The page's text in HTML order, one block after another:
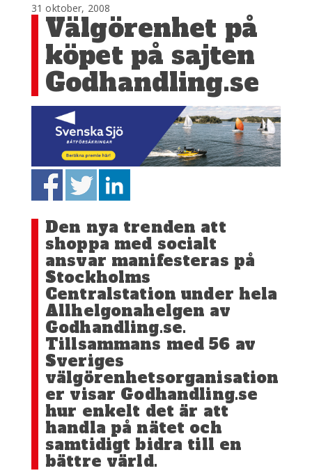
31 oktober, 2008
Välgörenhet på
köpet på sajten
Godhandling.se
Den nya trenden att
shoppa med socialt
ansvar manifesteras på
Stockholms
Centralstation under hela
Allhelgonahelgen av
Godhandling.se.
Tillsammans med 56 av
Sveriges
välgörenhetsorganisation
er visar Godhandling.se
hur enkelt det är att
handla på nätet och
samtidigt bidra till en
bättre värld.